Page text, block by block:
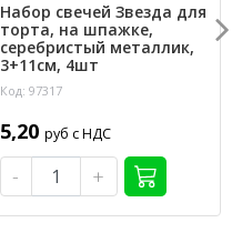
Набор свечей Звезда для
торта, на шпажке,
серебристый металлик,
3+11см, 4шт
Код: 97317
5,20 руб с НДС
- +